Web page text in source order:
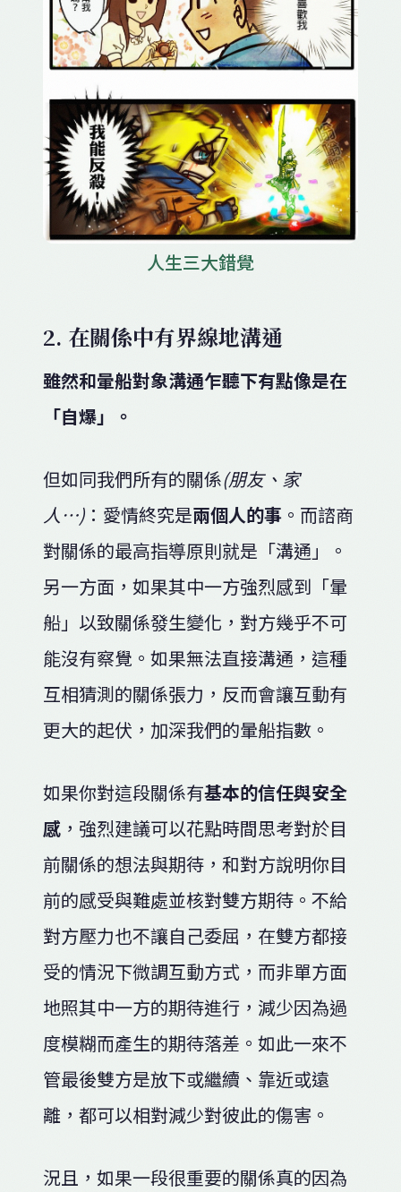
人生三大錯覺
2. 在關係中有界線地溝通
雖然和暈船對象溝通乍聽下有點像是在
「自爆」。
但如同我們所有的關係(朋友、家
人…) ：愛情終究是兩個人的事 。而諮商
對關係的最高指導原則就是「溝通」。
另一方面，如果其中一方強烈感到「暈
船」以致關係發生變化，對方幾乎不可
能沒有察覺。如果無法直接溝通，這種
互相猜測的關係張力，反而會讓互動有
更大的起伏，加深我們的暈船指數。
如果你對這段關係有基本的信任與安全
感 ，強烈建議可以花點時間思考對於目
前關係的想法與期待，和對方說明你目
前的感受與難處並核對雙方期待。不給
對方壓力也不讓自己委屈，在雙方都接
受的情況下微調互動方式，而非單方面
地照其中一方的期待進行，減少因為過
度模糊而產生的期待落差。如此一來不
管最後雙方是放下或繼續、靠近或遠
離，都可以相對減少對彼此的傷害。
況且，如果一段很重要的關係真的因為